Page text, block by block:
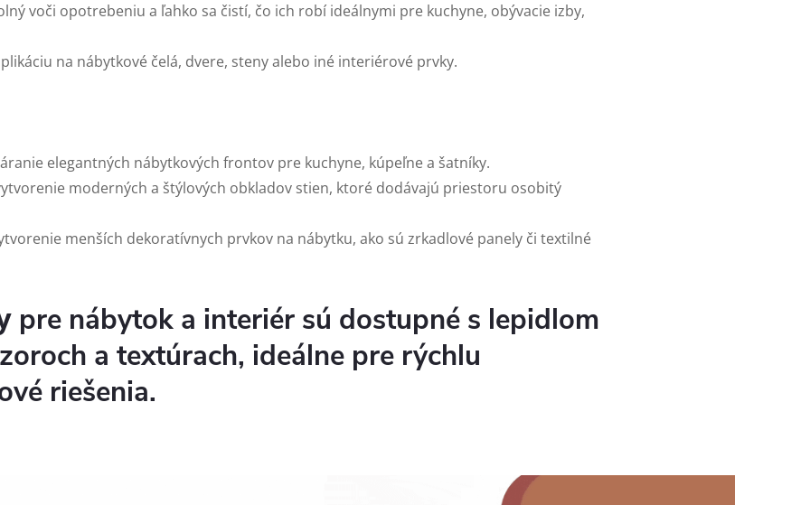
voči opotrebeniu a ľahko sa čistí, čo ich robí ideálnymi pre kuchyne, obývacie izby,
na nábytkové čelá, dvere, steny alebo iné interiérové prvky.
elegantných nábytkových frontov pre kuchyne, kúpeľne a šatníky.
moderných a štýlových obkladov stien, ktoré dodávajú priestoru osobitý
menších dekoratívnych prvkov na nábytku, ako sú zrkadlové panely či textilné
pre nábytok a interiér sú dostupné s lepidlom
a textúrach, ideálne pre rýchlu
riešenia.